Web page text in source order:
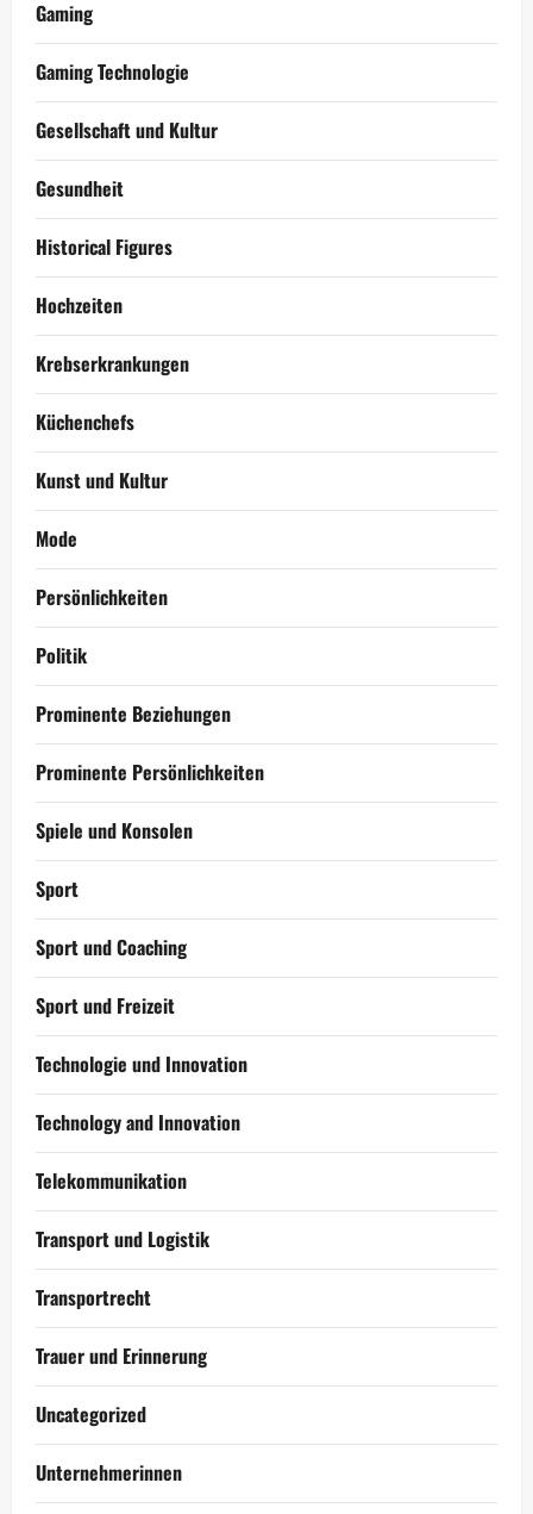
Gaming
Gaming Technologie
Gesellschaft und Kultur
Gesundheit
Historical Figures
Hochzeiten
Krebserkrankungen
Küchenchefs
Kunst und Kultur
Mode
Persönlichkeiten
Politik
Prominente Beziehungen
Prominente Persönlichkeiten
Spiele und Konsolen
Sport
Sport und Coaching
Sport und Freizeit
Technologie und Innovation
Technology and Innovation
Telekommunikation
Transport und Logistik
Transportrecht
Trauer und Erinnerung
Uncategorized
Unternehmerinnen